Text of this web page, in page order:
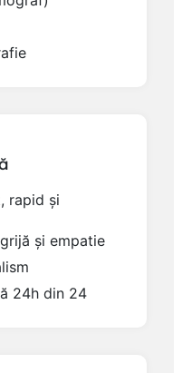
rapid și
și empatie
24h din 24